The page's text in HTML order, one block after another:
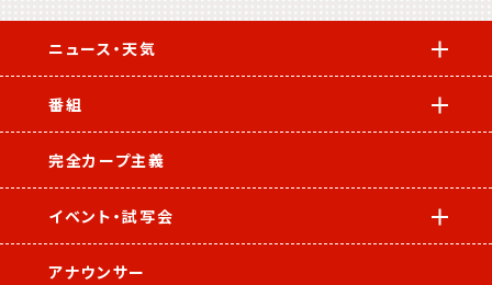
ニュース・天気
番組
完全カープ主義
イベント・試写会
アナウンサー